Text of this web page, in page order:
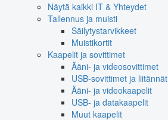
Näytä kaikki IT & Yhteydet
Tallennus ja muisti
Säilytystarvikkeet
Muistikortit
Kaapelit ja sovittimet
Ääni- ja videosovittimet
USB-sovittimet ja liitännät
Ääni- ja videokaapelit
USB- ja datakaapelit
Muut kaapelit